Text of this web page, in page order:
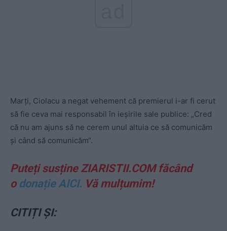
Marți, Ciolacu a negat vehement că premierul i-ar fi cerut
să fie ceva mai responsabil în ieșirile sale publice: „Cred
că nu am ajuns să ne cerem unul altuia ce să comunicăm
și când să comunicăm“.
Puteți susține ZIARISTII.COM făcând
o donație AICI. Vă mulțumim!
CITIȚI ȘI: